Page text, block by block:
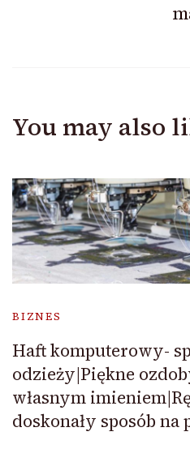
You may also
BIZNES
Haft komputerowy-
odzieży|Piękne
własnym
doskonały sposób na